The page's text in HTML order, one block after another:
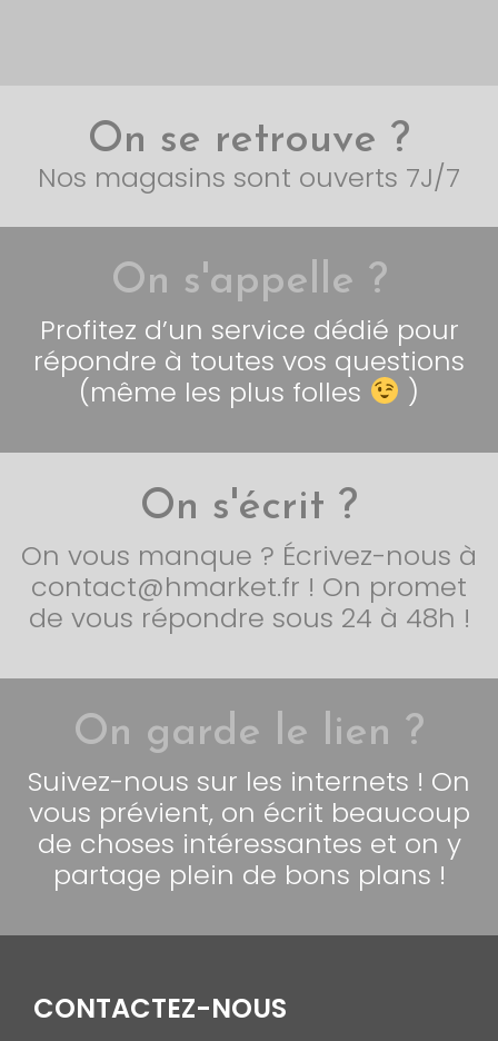
On se retrouve ?
Nos magasins sont ouverts 7J/7
On s'appelle ?
Profitez d’un service dédié pour
répondre à toutes vos questions
(même les plus folles
)
On s'écrit ?
On vous manque ? Écrivez-nous à
contact@hmarket.fr ! On promet
de vous répondre sous 24 à 48h !
On garde le lien ?
Suivez-nous sur les internets ! On
vous prévient, on écrit beaucoup
de choses intéressantes et on y
partage plein de bons plans !
CONTACTEZ-NOUS